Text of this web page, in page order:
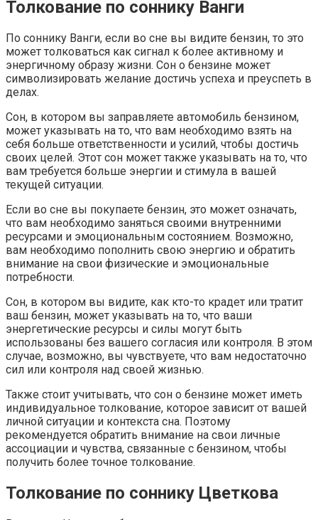
Толкование по соннику Ванги
По соннику Ванги, если во сне вы видите бензин, то это
может толковаться как сигнал к более активному и
энергичному образу жизни. Сон о бензине может
символизировать желание достичь успеха и преуспеть в
делах.
Сон, в котором вы заправляете автомобиль бензином,
может указывать на то, что вам необходимо взять на
себя больше ответственности и усилий, чтобы достичь
своих целей. Этот сон может также указывать на то, что
вам требуется больше энергии и стимула в вашей
текущей ситуации.
Если во сне вы покупаете бензин, это может означать,
что вам необходимо заняться своими внутренними
ресурсами и эмоциональным состоянием. Возможно,
вам необходимо пополнить свою энергию и обратить
внимание на свои физические и эмоциональные
потребности.
Сон, в котором вы видите, как кто-то крадет или тратит
ваш бензин, может указывать на то, что ваши
энергетические ресурсы и силы могут быть
использованы без вашего согласия или контроля. В этом
случае, возможно, вы чувствуете, что вам недостаточно
сил или контроля над своей жизнью.
Также стоит учитывать, что сон о бензине может иметь
индивидуальное толкование, которое зависит от вашей
личной ситуации и контекста сна. Поэтому
рекомендуется обратить внимание на свои личные
ассоциации и чувства, связанные с бензином, чтобы
получить более точное толкование.
Толкование по соннику Цветкова